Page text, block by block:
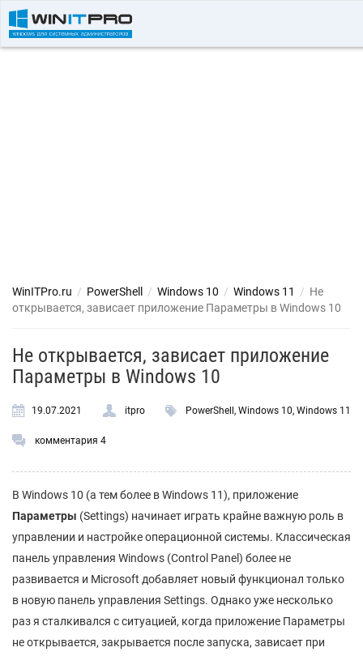
WinITPro.ru / PowerShell / Windows 10 / Windows 11 / Не
открывается, зависает приложение Параметры в Windows 10
Не открывается, зависает приложение
Параметры в Windows 10
19.07.2021 itpro PowerShell , Windows 10, Windows 11
комментария 4
В Windows 10 (а тем более в Windows 11), приложение
Параметры (Settings) начинает играть крайне важную роль в
управлении и настройке операционной системы. Классическая
панель управления Windows (Control Panel) более не
развивается и Microsoft добавляет новый функционал только
в новую панель управления Settings. Однако уже несколько
раз я сталкивался с ситуацией, когда приложение Параметры
не открывается, закрывается после запуска, зависает при